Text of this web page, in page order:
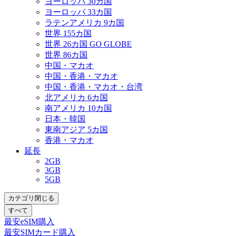
ヨーロッパ 33カ国
ラテンアメリカ 9カ国
世界 155カ国
世界 26カ国 GO GLOBE
世界 86カ国
中国・マカオ
中国・香港・マカオ
中国・香港・マカオ・台湾
北アメリカ 6カ国
南アメリカ 10カ国
日本・韓国
東南アジア 5カ国
香港・マカオ
延長
2GB
3GB
5GB
カテゴリ閉じる
すべて
最安eSIM購入
最安SIMカード購入